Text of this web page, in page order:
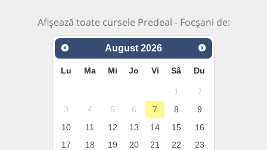
Afișează toate cursele Predeal - Focșani de:
August 2026
Lu Ma Mi Jo Vi Sâ Du
1
2
3
4 5 6 7 8
9
10
11 12 13 14 15
16
17
18 19 20 21 22
23